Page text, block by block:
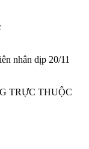
nhân dịp 20/11
TRỰC THUỘC